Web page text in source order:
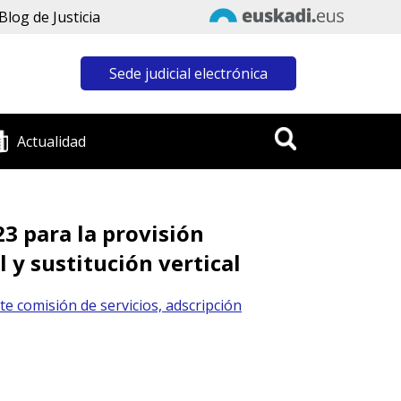
de Justicia
Sede judicial electrónica
Actualidad
para la provisión
y sustitución vertical
comisión de servicios, adscripción